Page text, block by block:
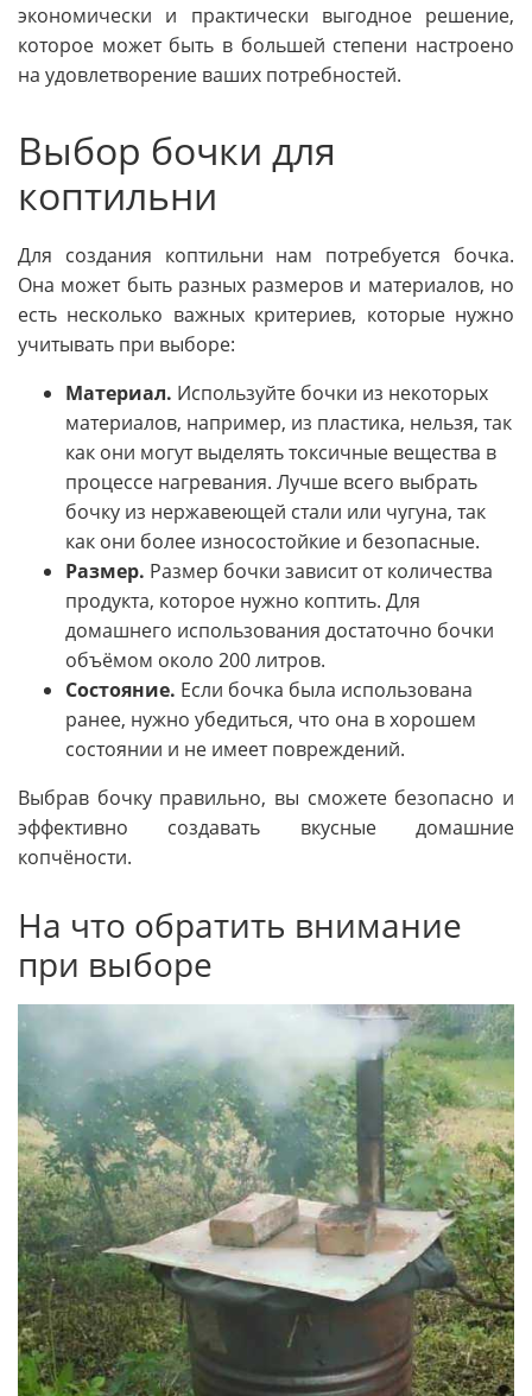
экономически и практически выгодное решение,
которое может быть в большей степени настроено
на удовлетворение ваших потребностей.
Выбор бочки для
коптильни
Для создания коптильни нам потребуется бочка.
Она может быть разных размеров и материалов, но
есть несколько важных критериев, которые нужно
учитывать при выборе:
Материал. Используйте бочки из некоторых
материалов, например, из пластика, нельзя, так
как они могут выделять токсичные вещества в
процессе нагревания. Лучше всего выбрать
бочку из нержавеющей стали или чугуна, так
как они более износостойкие и безопасные.
Размер. Размер бочки зависит от количества
продукта, которое нужно коптить. Для
домашнего использования достаточно бочки
объёмом около 200 литров.
Состояние. Если бочка была использована
ранее, нужно убедиться, что она в хорошем
состоянии и не имеет повреждений.
Выбрав бочку правильно, вы сможете безопасно и
эффективно создавать вкусные домашние
копчёности.
На что обратить внимание
при выборе